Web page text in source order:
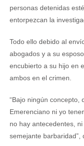
personas detenidas
entorpezcan la
Todo ello debido al
abogados y a su
encubierto a su hijo en
ambos en el crimen.
“Bajo ningún concepto,
Emerenciano ni yo
no hay antecedentes,
semejante barbaridad”,